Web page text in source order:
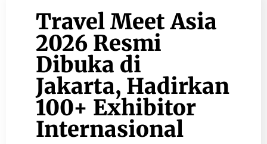
Travel Meet Asia
2026 Resmi
Dibuka di
Jakarta, Hadirkan
100+ Exhibitor
Internasional